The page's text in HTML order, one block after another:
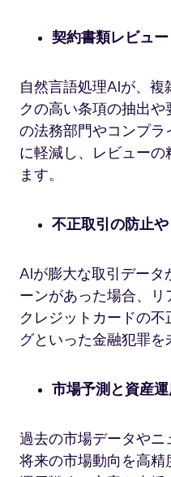
契約書類レビュ
自然言語処理AIが、
クの高い条項の抽出
の法務部門やコンプ
に軽減し、レビュー
ます。
不正取引の防止
AIが膨大な取引データ
ーンがあった場合、リ
クレジットカードの
グといった金融犯罪を
市場予測と資産
過去の市場データやニ
将来の市場動向を高